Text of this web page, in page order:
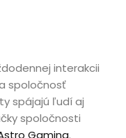
interakcii
spoločnosť
spájajú ľudí aj
spoločnosti